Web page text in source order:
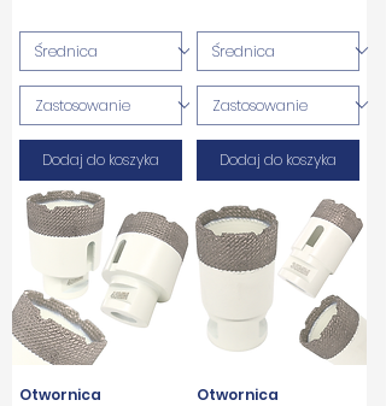
Dodaj do koszyka Dodaj do koszyka
Otwornica
Otwornica